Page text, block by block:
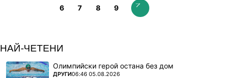
6 7 8 9
НАЙ-ЧЕТЕНИ
Олимпийски герой остана без дом
ПОВЕЧЕ ОТ
ДРУГИ06:46 05.08.2026